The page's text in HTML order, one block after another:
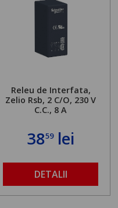
Releu de Interfata,
Zelio Rsb, 2 C/O, 230 V
C.C., 8 A
3859lei
DETALII